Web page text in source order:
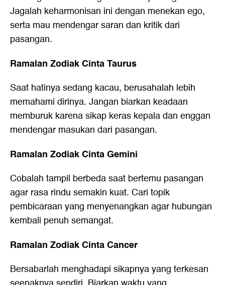
Jagalah keharmonisan ini dengan menekan ego,
serta mau mendengar saran dan kritik dari
pasangan.
Ramalan Zodiak Cinta Taurus
Saat hatinya sedang kacau, berusahalah lebih
memahami dirinya. Jangan biarkan keadaan
memburuk karena sikap keras kepala dan enggan
mendengar masukan dari pasangan.
Ramalan Zodiak Cinta Gemini
Cobalah tampil berbeda saat bertemu pasangan
agar rasa rindu semakin kuat. Cari topik
pembicaraan yang menyenangkan agar hubungan
kembali penuh semangat.
Ramalan Zodiak Cinta Cancer
Bersabarlah menghadapi sikapnya yang terkesan